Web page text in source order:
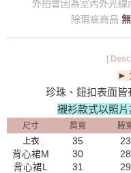
外拍會因為室內外光線
除瑕疵商品
|
►
珍珠、鈕扣表面皆
襯衫款式以照
尺寸 肩寬 腋
上衣
背心裙M
背心裙L
35
30
31
23
28
29